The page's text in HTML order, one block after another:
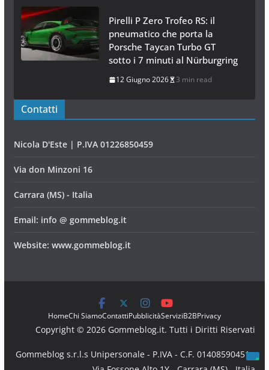
Pirelli P Zero Trofeo RS: il
pneumatico che porta la
Porsche Taycan Turbo GT
sotto i 7 minuti al Nürburgring
12 Giugno 2026 3 min read
Contatti
Nicola D'Este | P.IVA 01226850459
Via don Minzoni 16
Carrara (MS) - Italia
Email: info @ gommeblog.it
Website: www.gommeblog.it
HomeChi SiamoContattiPubblicitàServiziB2BPrivacy
Copyright © 2026 Gommeblog.it. Tutti i Diritti Riservati
Gommeblog s.r.l.s Unipersonale - P.IVA - C.F. 01408590451 -